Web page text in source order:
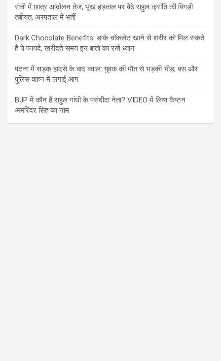
रांची में छात्र आंदोलन तेज, भूख हड़ताल पर बैठे राहुल क्रांति की बिगड़ी
तबीयत, अस्पताल में भर्ती
Dark Chocolate Benefits: डार्क चॉकलेट खाने से शरीर को मिल सकते
हैं ये फायदे, खरीदते समय इन बातों का रखें ध्यान
पटना में सड़क हादसे के बाद बवाल: युवक की मौत से भड़की भीड़, बस और
पुलिस वाहन में लगाई आग
BJP में कौन हैं राहुल गांधी के पसंदीदा नेता? VIDEO में लिया कैप्टन
अमरिंदर सिंह का नाम